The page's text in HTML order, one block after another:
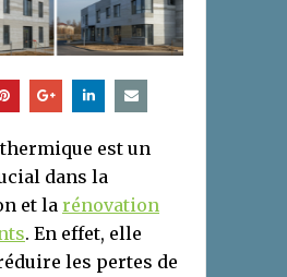
est un
dans la
et la rénovation
. En effet, elle
les pertes de